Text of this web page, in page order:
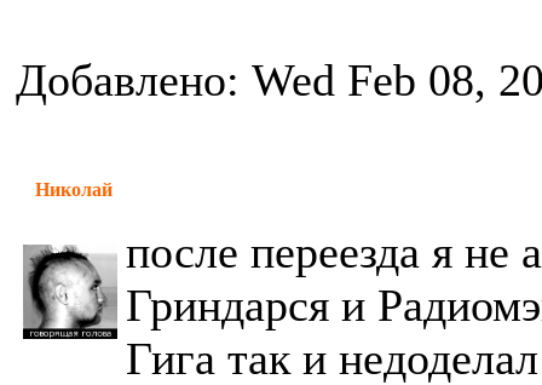
Добавлено: Wed Feb 08,
Николай
после переезда я не
Гриндарся и
Гига так и